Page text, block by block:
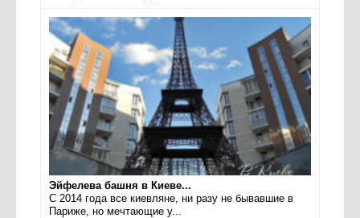
Эйфелева башня в Киеве...
С 2014 года все киевляне, ни разу не бывавшие в
Париже, но мечтающие у...